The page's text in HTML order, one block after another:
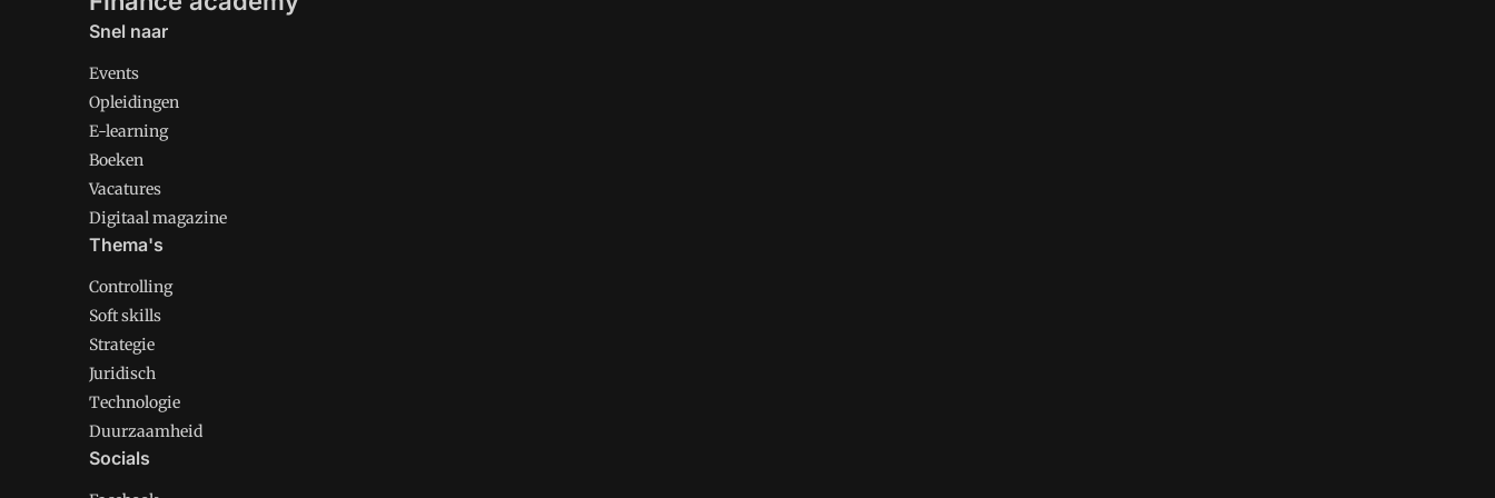
Snel naar
Events
Opleidingen
E-learning
Boeken
Vacatures
Digitaal magazine
Thema's
Controlling
Soft skills
Strategie
Juridisch
Technologie
Duurzaamheid
Socials